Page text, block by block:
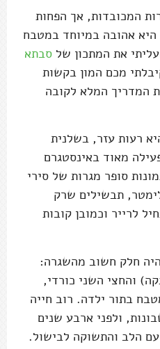
המכובדות, אך הפחות
אהובה במיוחד במטבח
את המתכון של סבתא
מכם המון בקשות
המדריך המלא לקובה
רעות עזר, בשלנית
מאוד באינסטגרם
סופר מגרות של סירי
תבשילים שרק
לרייר וכמובן קובות
חלק חשוב מהשגרה:
והחצי השני כורדי,
בתור ילדה. רוב חייה
ולפני ארבע שנים
הלב והתשוקה לבישול.